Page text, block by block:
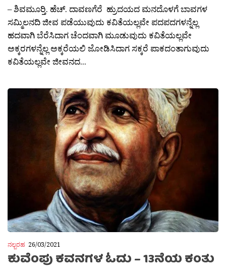
– ಶಿವಮೂರ‍್ತಿ. ಹೆಚ್. ದಾವಣಗೆರೆ ಹ್ರುದಯದ ಮನದೊಳಗೆ ಬಾವಗಳ
ಸಮ್ಮಿಲನದಿ ಜೀವ ಪಡೆಯುವುದು ಕವಿತೆಯಲ್ಲವೇ ಪದಪದಗಳನ್ನೆಲ್ಲ
ಹದವಾಗಿ ಬೆರೆಸಿದಾಗ ಚೆಂದವಾಗಿ ಮೂಡುವುದು ಕವಿತೆಯಲ್ಲವೇ
ಅಕ್ಕರಗಳನ್ನೆಲ್ಲ ಅಕ್ಕರೆಯಲಿ ಜೋಡಿಸಿದಾಗ ಸಕ್ಕರೆ ಪಾಕದಂತಾಗುವುದು
ಕವಿತೆಯಲ್ಲವೇ ಜೀವನದ...
ನಲ್ಬರಹ 26/03/2021
ಕುವೆಂಪು ಕವನಗಳ ಓದು – 13ನೆಯ ಕಂತು